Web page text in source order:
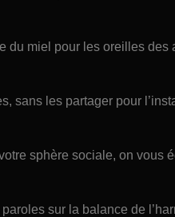
du miel pour les oreilles des
sans les partager pour
sphère sociale, on vous
sur la balance de